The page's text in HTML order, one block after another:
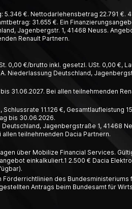
5.346 €. Nettodarlehensbetrag 22.791 €.
31.655 €. Ein
Jagenbergstr. 1, 41468 Neuss.
Renault Partnern.
0,00 €/brutto inkl. gesetzl. USt. 0,00 €,
Nieder­lassung Deutschland,
31.06.2027. Bei allen teilnehmenden
11.126 €, Gesamtlaufleistung
bis 30.06.2026.
Jagenbergstraße 1, 41468
teilnehmenden Dacia Partnern.
über Mobilize Financial Services.
einkalkuliert.1 2.500 € Dacia
des Bundesministeriums
Antrags beim Bundesamt für